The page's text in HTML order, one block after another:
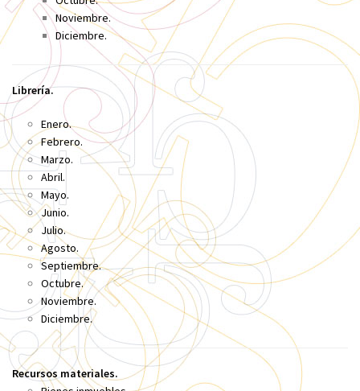
Noviembre.
Diciembre.
Librería.
Enero.
Febrero.
Marzo.
Abril.
Mayo.
Junio.
Julio.
Agosto.
Septiembre.
Octubre.
Noviembre.
Diciembre.
Recursos materiales.